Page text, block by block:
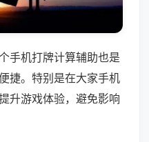
手机打牌计算辅助也是
捷。特别是在大家手机
升游戏体验，避免影响